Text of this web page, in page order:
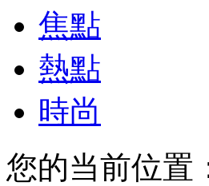
焦點
熱點
時尚
您的当前位置